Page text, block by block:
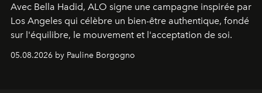
Avec Bella Hadid, ALO signe une campagne inspirée par
Los Angeles qui célèbre un bien-être authentique, fondé
sur l'équilibre, le mouvement et l'acceptation de soi.
05.08.2026 by Pauline Borgogno